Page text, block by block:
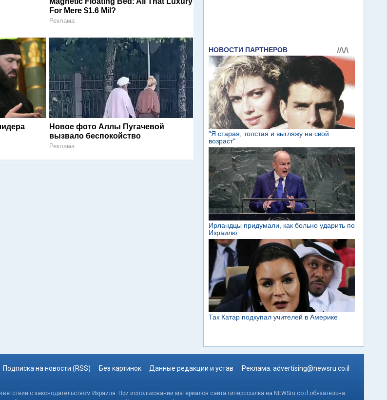
For Mere $1.6 Mil?
Реклама
Новое фото Аллы Пугачевой
вызвало беспокойство
Реклама
Подписка на новости (RSS) Без картинок Данные редакции и устав Реклама: advertising@newsru.co.il
с законодательством Израиля. При использовании материалов сайта гиперссылка на NEWSru.co.il обязательна.